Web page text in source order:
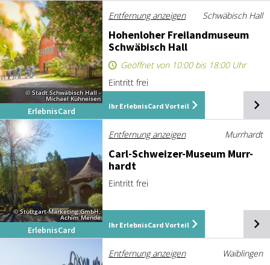
© Stadt Schwäbisch Hall -
Michael Kühneisen
ErlebnisCard
Entfernung anzeigen Schwäbisch Hall
Ho­hen­lo­her Frei­land­mu­se­um
Schwä­bisch Hall
Geöffnet von 10:00 bis 18:00 Uhr
Eintritt frei
Ihr ErlebnisCard Vorteil
© Stuttgart-Marketing GmbH,
Achim Mende
ErlebnisCard
Entfernung anzeigen Murrhardt
Carl-Schwei­zer-Mu­se­um Murr­
hardt
Eintritt frei
Ihr ErlebnisCard Vorteil
Entfernung anzeigen Waiblingen